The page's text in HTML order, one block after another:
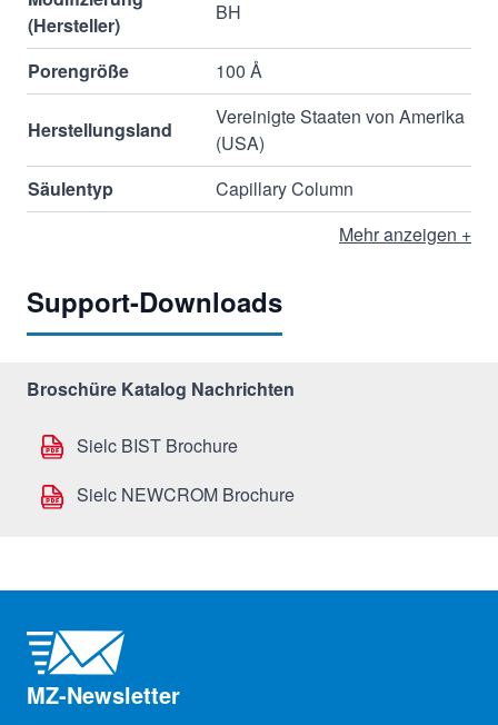
(Hersteller)
BH
Porengröße 100 Å
Herstellungsland
Vereinigte Staaten von Amerika
(USA)
Säulentyp
Capillary Column
Mehr anzeigen +
Support-Downloads
Broschüre Katalog Nachrichten
Sielc BIST Brochure
Sielc NEWCROM Brochure
MZ-Newsletter